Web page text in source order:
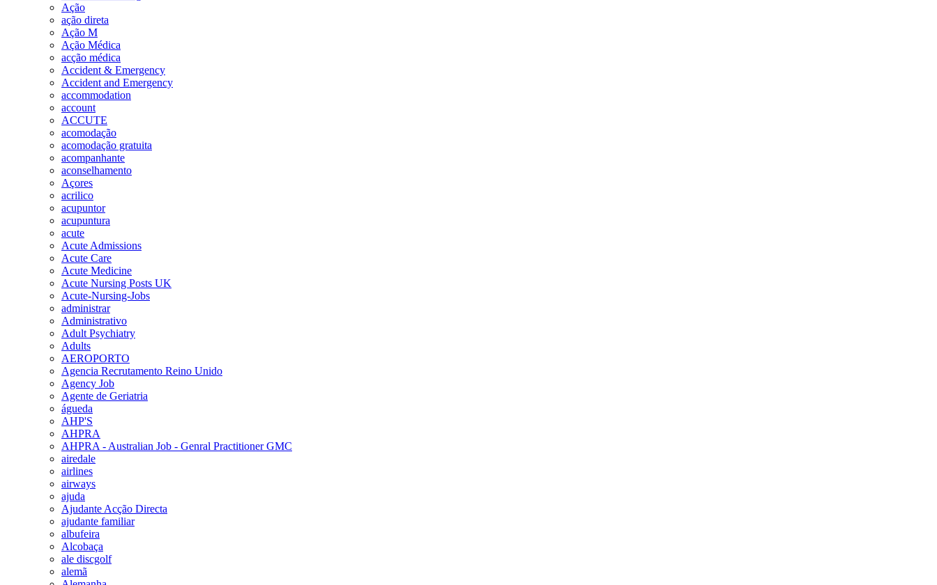
Ação
ação direta
Ação M
Ação Médica
acção médica
Accident & Emergency
Accident and Emergency
accommodation
account
ACCUTE
acomodação
acomodação gratuita
acompanhante
aconselhamento
Açores
acrilico
acupuntor
acupuntura
acute
Acute Admissions
Acute Care
Acute Medicine
Acute Nursing Posts UK
Acute-Nursing-Jobs
administrar
Administrativo
Adult Psychiatry
Adults
AEROPORTO
Agencia Recrutamento Reino Unido
Agency Job
Agente de Geriatria
águeda
AHP'S
AHPRA
AHPRA - Australian Job - Genral Practitioner GMC
airedale
airlines
airways
ajuda
Ajudante Acção Directa
ajudante familiar
albufeira
Alcobaça
ale discgolf
alemã